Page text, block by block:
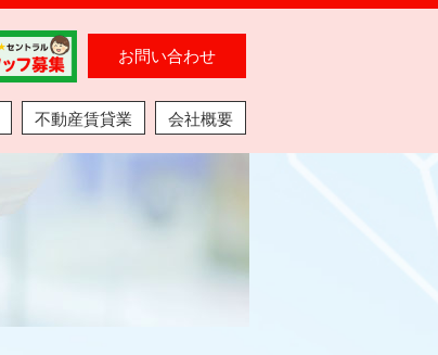
お問い合わせ
不動産賃貸業 会社概要